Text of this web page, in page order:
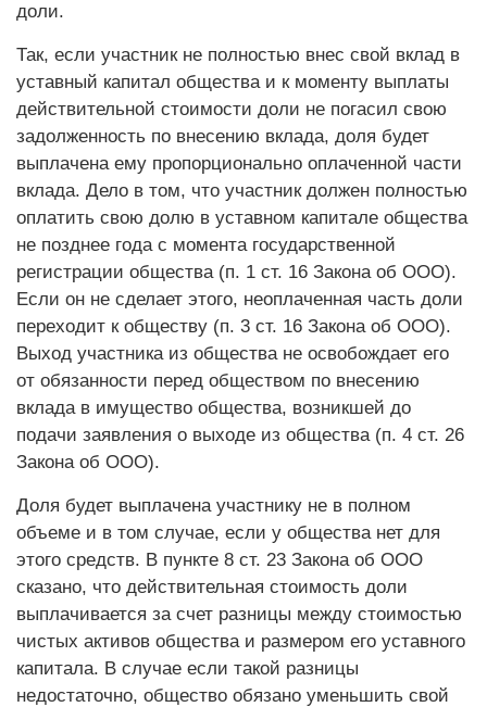
доли.
Так, если участник не полностью внес свой вклад в
уставный капитал общества и к моменту выплаты
действительной стоимости доли не погасил свою
задолженность по внесению вклада, доля будет
выплачена ему пропорционально оплаченной части
вклада. Дело в том, что участник должен полностью
оплатить свою долю в уставном капитале общества
не позднее года с момента государственной
регистрации общества (п. 1 ст. 16 Закона об ООО).
Если он не сделает этого, неоплаченная часть доли
переходит к обществу (п. 3 ст. 16 Закона об ООО).
Выход участника из общества не освобождает его
от обязанности перед обществом по внесению
вклада в имущество общества, возникшей до
подачи заявления о выходе из общества (п. 4 ст. 26
Закона об ООО).
Доля будет выплачена участнику не в полном
объеме и в том случае, если у общества нет для
этого средств. В пункте 8 ст. 23 Закона об ООО
сказано, что действительная стоимость доли
выплачивается за счет разницы между стоимостью
чистых активов общества и размером его уставного
капитала. В случае если такой разницы
недостаточно, общество обязано уменьшить свой